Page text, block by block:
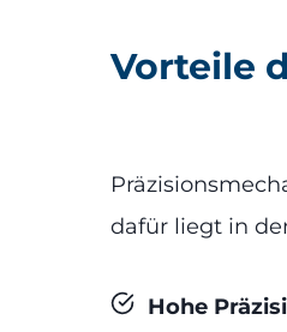
Vorteile
dafür liegt in
Hohe